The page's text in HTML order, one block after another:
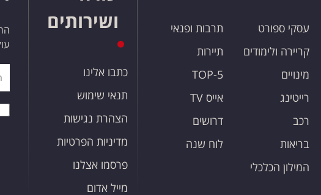
עסקי ספורט
קריירה ולימודים
מינויים
רייטינג
רכב
בריאות
המילון הכלכלי
תרבות ופנאי
תיירות
TOP-5
אייס TV
דרושים
לוח שנה
ושירותים
כתבו אלינו
תנאי שימוש
הצהרת נגישות
מדיניות הפרטיות
פרסמו אצלנו
מייל אדום